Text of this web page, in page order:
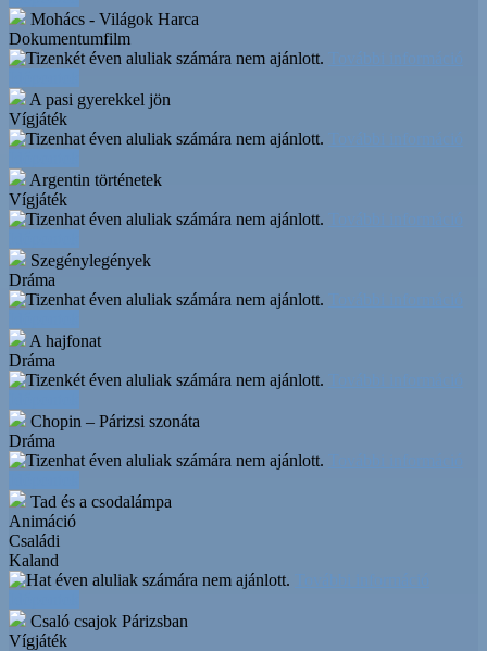
Mohács - Világok Harca
Dokumentumfilm
A pasi gyerekkel jön
Vígjáték
Argentin történetek
Vígjáték
Szegénylegények
Dráma
A hajfonat
Dráma
Chopin – Párizsi szonáta
Dráma
Tad és a csodalámpa
Animáció
Családi
Kaland
Csaló csajok Párizsban
Vígjáték